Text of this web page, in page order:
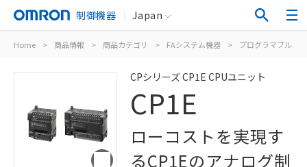
制御機器 Japan
Home > 商品情報 > 商品カテゴリ > FAシステム機器 > プログラマブルコ
CPシリーズ CP1E CPUユニット
CP1E
ローコストを実現す
るCP1Eのアナログ制